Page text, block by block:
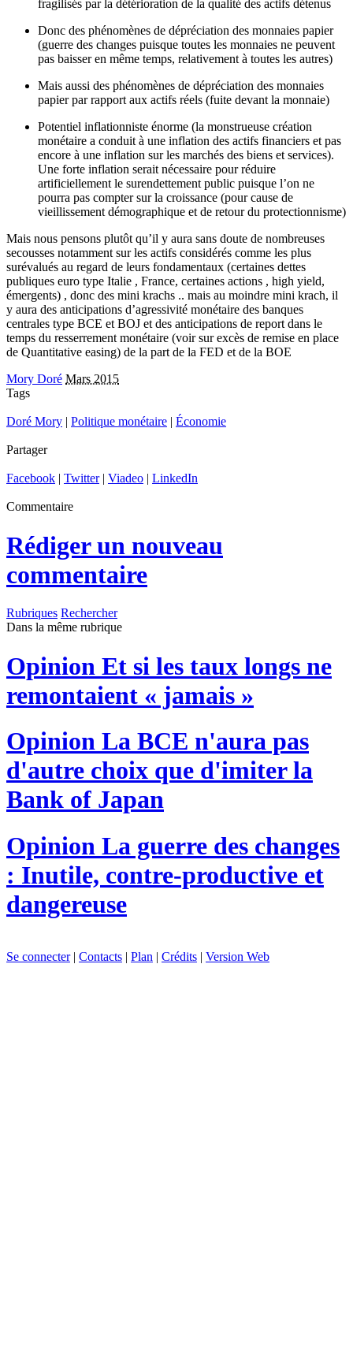
fragilisés par la détérioration de la qualité des actifs détenus
Donc des phénomènes de dépréciation des monnaies papier
(guerre des changes puisque toutes les monnaies ne peuvent
pas baisser en même temps, relativement à toutes les autres)
Mais aussi des phénomènes de dépréciation des monnaies
papier par rapport aux actifs réels (fuite devant la monnaie)
Potentiel inflationniste énorme (la monstrueuse création
monétaire a conduit à une inflation des actifs financiers et pas
encore à une inflation sur les marchés des biens et services).
Une forte inflation serait nécessaire pour réduire
artificiellement le surendettement public puisque l’on ne
pourra pas compter sur la croissance (pour cause de
vieillissement démographique et de retour du protectionnisme)
Mais nous pensons plutôt qu’il y aura sans doute de nombreuses
secousses notamment sur les actifs considérés comme les plus
surévalués au regard de leurs fondamentaux (certaines dettes
publiques euro type Italie , France, certaines actions , high yield,
émergents) , donc des mini krachs .. mais au moindre mini krach, il
y aura des anticipations d’agressivité monétaire des banques
centrales type BCE et BOJ et des anticipations de report dans le
temps du resserrement monétaire (voir sur excès de remise en place
de Quantitative easing) de la part de la FED et de la BOE
Mory Doré Mars 2015
Tags
Doré Mory | Politique monétaire | Économie
Partager
Facebook | Twitter| Viadeo | LinkedIn
Commentaire
Rédiger un nouveau
commentaire
Rubriques Rechercher
Dans la même rubrique
Opinion Et si les taux longs ne
remontaient « jamais »
Opinion La BCE n'aura pas
d'autre choix que d'imiter la
Bank of Japan
Opinion La guerre des changes
: Inutile, contre-productive et
dangereuse
Se connecter| Contacts | Plan | Crédits | Version Web